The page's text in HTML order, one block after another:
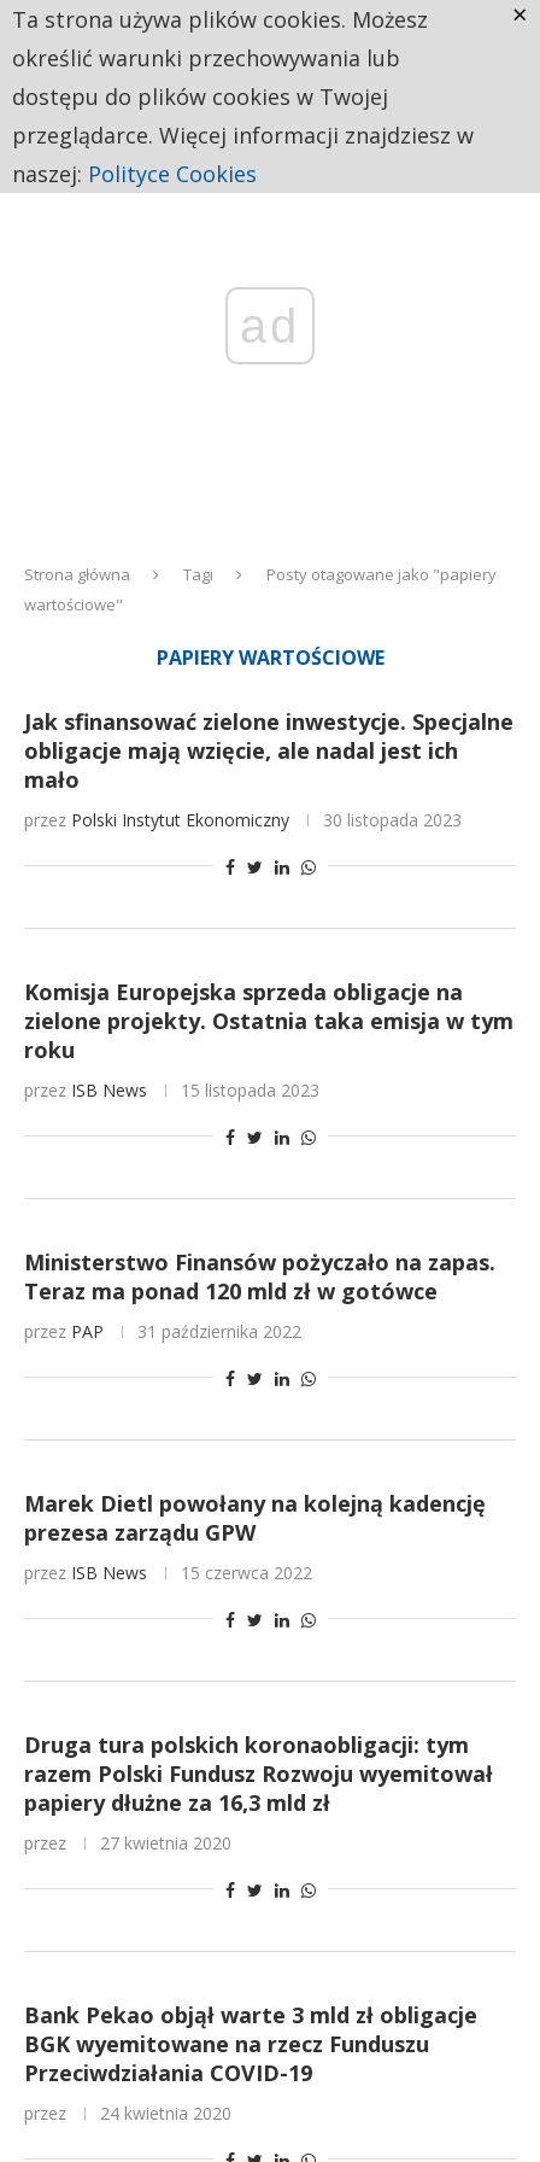
ad
Strona główna Tagi
Posty otagowane jako "papiery
wartościowe"
PAPIERY WARTOŚCIOWE
Jak sfinansować zielone inwestycje. Specjalne
obligacje mają wzięcie, ale nadal jest ich
mało
przez Polski Instytut Ekonomiczny 30 listopada 2023
Komisja Europejska sprzeda obligacje na
zielone projekty. Ostatnia taka emisja w tym
roku
przez ISB News 15 listopada 2023
Ministerstwo Finansów pożyczało na zapas.
Teraz ma ponad 120 mld zł w gotówce
przez PAP 31 października 2022
Marek Dietl powołany na kolejną kadencję
prezesa zarządu GPW
przez ISB News 15 czerwca 2022
Druga tura polskich koronaobligacji: tym
razem Polski Fundusz Rozwoju wyemitował
papiery dłużne za 16,3 mld zł
przez 27 kwietnia 2020
Bank Pekao objął warte 3 mld zł obligacje
BGK wyemitowane na rzecz Funduszu
Przeciwdziałania COVID-19
przez 24 kwietnia 2020
Ta strona używa plików cookies. Możesz
określić warunki przechowywania lub
dostępu do plików cookies w Twojej
przeglądarce. Więcej informacji znajdziesz w
naszej: Polityce Cookies
×